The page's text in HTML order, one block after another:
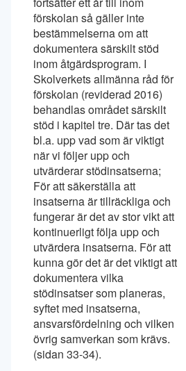
förskolan så gäller inte
bestämmelserna om att
dokumentera särskilt stöd
inom åtgärdsprogram. I
Skolverkets allmänna råd för
förskolan (reviderad 2016)
behandlas området särskilt
stöd i kapitel tre. Där tas det
bl.a. upp vad som är viktigt
när vi följer upp och
utvärderar stödinsatserna;
För att säkerställa att
insatserna är tillräckliga och
fungerar är det av stor vikt att
kontinuerligt följa upp och
utvärdera insatserna. För att
kunna gör det är det viktigt att
dokumentera vilka
stödinsatser som planeras,
syftet med insatserna,
ansvarsfördelning och vilken
övrig samverkan som krävs.
(sidan 33-34).